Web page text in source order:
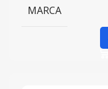
MARCA